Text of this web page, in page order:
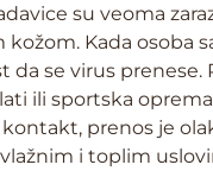
su veoma
kožom. Kada osoba
da se virus
ili sportska
prenos je
i toplim